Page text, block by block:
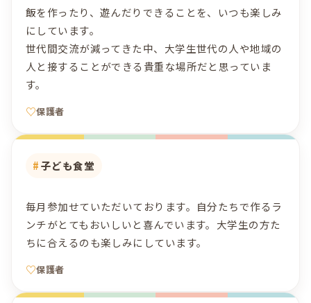
飯を作ったり、遊んだりできることを、いつも楽しみ
にしています。
世代間交流が減ってきた中、大学生世代の人や地域の
人と接することができる貴重な場所だと思っていま
す。
保護者
子ども食堂
毎月参加せていただいております。自分たちで作るラ
ンチがとてもおいしいと喜んでいます。大学生の方た
ちに合えるのも楽しみにしています。
保護者